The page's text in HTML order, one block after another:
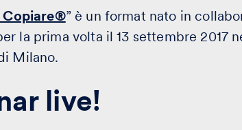
” è un format nato in
la prima volta il 13 settembre 2017
Milano.
live!